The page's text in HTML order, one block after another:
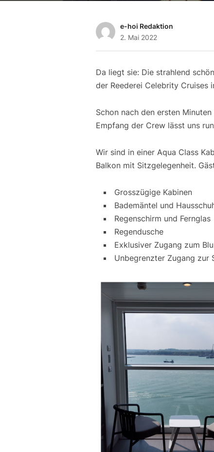
e-hoi Redaktion
2. Mai 2022
Da liegt sie: Die strahlend
der Reederei Celebrity Cruises
Schon nach den ersten
Empfang der Crew lässt uns
Wir sind in einer Aqua Class
Balkon mit Sitzgelegenheit.
Grosszügige Kabinen
Bademäntel und
Regenschirm und Fernglas
Regendusche
Exklusiver Zugang zum
Unbegrenzter Zugang zur